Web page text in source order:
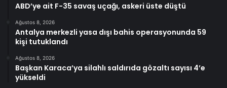
ABD’ye ait F-35 savaş uçağı, askeri üste düştü
Ağustos 8, 2026
Antalya merkezli yasa dışı bahis operasyonunda 59
kişi tutuklandı
Ağustos 8, 2026
Başkan Karaca’ya silahlı saldırıda gözaltı sayısı 4’e
yükseldi